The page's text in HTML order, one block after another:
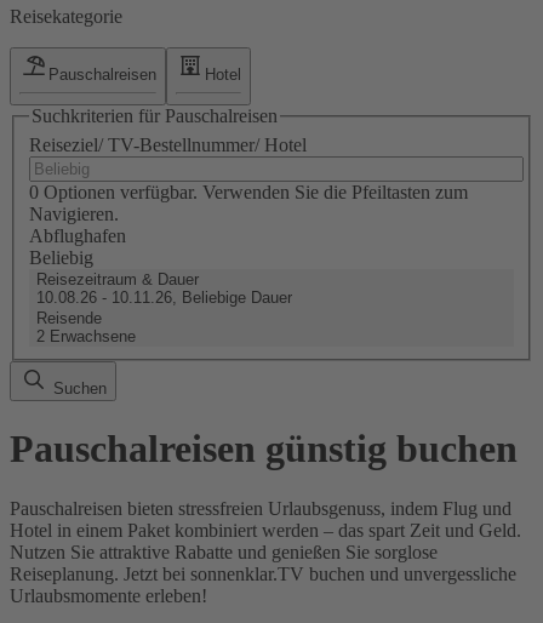
Reisekategorie
Pauschalreisen Hotel
Suchkriterien für Pauschalreisen
Reiseziel/ TV-Bestellnummer/ Hotel
0 Optionen verfügbar. Verwenden Sie die Pfeiltasten zum
Navigieren.
Abflughafen
Beliebig
Reisezeitraum & Dauer
10.08.26 - 10.11.26, Beliebige Dauer
Reisende
2 Erwachsene
Suchen
Pauschalreisen günstig buchen
Pauschalreisen bieten stressfreien Urlaubsgenuss, indem Flug und
Hotel in einem Paket kombiniert werden – das spart Zeit und Geld.
Nutzen Sie attraktive Rabatte und genießen Sie sorglose
Reiseplanung. Jetzt bei sonnenklar.TV buchen und unvergessliche
Urlaubsmomente erleben!